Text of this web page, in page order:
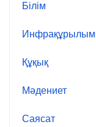
Білім
Инфрақұрылым
Құқық
Мәдениет
Саясат